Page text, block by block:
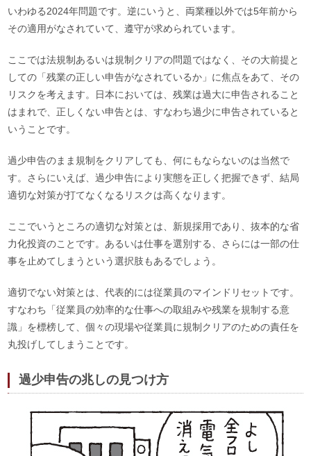
いわゆる2024年問題です。逆にいうと、両業種以外では5年前から
その適用がなされていて、遵守が求められています。
ここでは法規制あるいは規制クリアの問題ではなく、その大前提と
しての「残業の正しい申告がなされているか」に焦点をあて、その
リスクを考えます。日本においては、残業は過大に申告されること
はまれで、正しくない申告とは、すなわち過少に申告されていると
いうことです。
過少申告のまま規制をクリアしても、何にもならないのは当然で
す。さらにいえば、過少申告により実態を正しく把握できず、結局
適切な対策が打てなくなるリスクは高くなります。
ここでいうところの適切な対策とは、新規採用であり、抜本的な省
力化投資のことです。あるいは仕事を選別する、さらには一部の仕
事を止めてしまうという選択肢もあるでしょう。
適切でない対策とは、代表的には従業員のマインドリセットです。
すなわち「従業員の効率的な仕事への取組みや残業を規制する意
識」を標榜して、個々の現場や従業員に規制クリアのための責任を
丸投げしてしまうことです。
過少申告の兆しの見つけ方